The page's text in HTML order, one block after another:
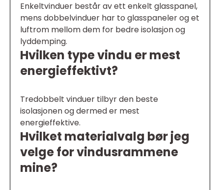
Enkeltvinduer består av ett enkelt glasspanel,
mens dobbelvinduer har to glasspaneler og et
luftrom mellom dem for bedre isolasjon og
lyddemping.
Hvilken type vindu er mest
energieffektivt?
Tredobbelt vinduer tilbyr den beste
isolasjonen og dermed er mest
energieffektive.
Hvilket materialvalg bør jeg
velge for vindusrammene
mine?